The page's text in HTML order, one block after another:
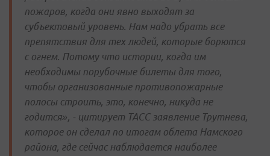
пожаров, когда они явно выходят за
субъектовый уровень. Нам надо убрать все
препятствия для тех людей, которые борются
с огнем. Потому что истории, когда им
необходимы порубочные билеты для того,
чтобы организованные противопожарные
полосы строить, это, конечно, никуда не
годится», - цитирует ТАСС заявление Трутнева,
которое он сделал по итогам облета Намского
района, где сейчас наблюдается наиболее